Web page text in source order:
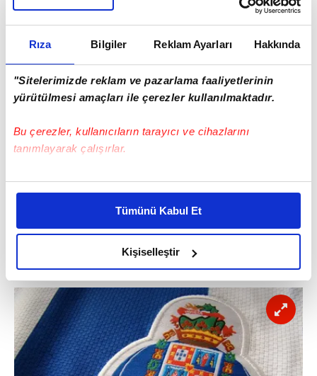
Rıza Bilgiler Reklam Ayarları Hakkında
"Sitelerimizde reklam ve pazarlama faaliyetlerinin
yürütülmesi amaçları ile çerezler kullanılmaktadır.
Bu çerezler, kullanıcıların tarayıcı ve cihazlarını
tanımlayarak çalışırlar.
Bu çerezlere izin vermeniz halinde sizlere özel
daha iyi reklam deneyimi yaşatabiliriz. Bunu yaparken
amacımızın size daha iyi bir reklam deneyimi sunmak
olduğunu ve sizlere en iyi içerikleri sunabilmek adına
elimizden gelen çabayı gösterdiğimizi ve bu noktada,
reklamların maliyetlerimizi karşılamak noktasında tek gelir
kalemimiz olduğunu sizlere hatırlatmak isteriz.
Her halükârda, kullanıcılar, bu çerezlere izin vermedikleri
takdirde, kullanıcılara hedefli reklamlar
gösterilmeyecektir."
Tümünü Kabul Et
Kişiselleştir
PSG
Lokomotiv Moskova